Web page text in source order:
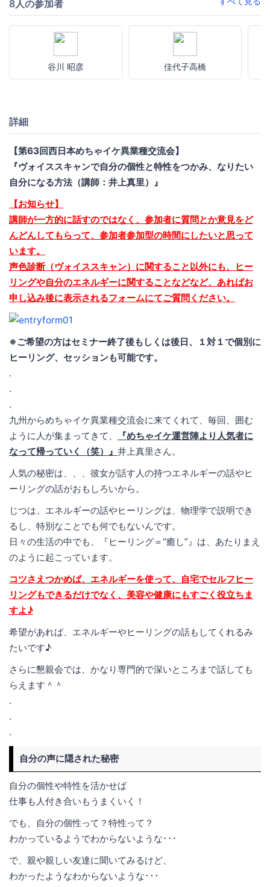
8人の参加者
谷川 昭彦 佳代子高橋
詳細
【第63回西日本めちゃイケ異業種交流会】
『ヴォイススキャンで自分の個性と特性をつかみ、なりたい
自分になる方法（講師：井上真里）』
【お知らせ】
講師が一方的に話すのではなく、参加者に質問とか意見をど
んどんしてもらって、参加者参加型の時間にしたいと思って
います。
声色診断（ヴォイススキャン）に関すること以外にも、ヒー
リングや自分のエネルギーに関することなどなど、あればお
申し込み後に表示されるフォームにてご質問ください。
※ご希望の方はセミナー終了後もしくは後日、１対１で個別に
ヒーリング、セッションも可能です。
.
.
.
九州からめちゃイケ異業種交流会に来てくれて、毎回、囲む
ように人が集まってきて、
『めちゃイケ運営陣より人気者に
なって帰っていく（笑）』 井上真里さん。
人気の秘密は、、、彼女が話す人の持つエネルギーの話やヒ
ーリングの話がおもしろいから。
じつは、エネルギーの話やヒーリングは、物理学で説明でき
るし、特別なことでも何でもないんです。
日々の生活の中でも、『ヒーリング＝“癒し”』は、あたりまえ
のように起こっています。
コツさえつかめば、エネルギーを使って、自宅でセルフヒー
リングもできるだけでなく、美容や健康にもすごく役立ちま
すよ♪
希望があれば、エネルギーやヒーリングの話もしてくれるみ
たいです♪
さらに懇親会では、かなり専門的で深いところまで話しても
らえます＾＾
.
.
.
自分の声に隠された秘密
自分の個性や特性を活かせば
仕事も人付き合いもうまくいく！
でも、自分の個性って？特性って？
わかっているようでわからないような･･･
で、親や親しい友達に聞いてみるけど、
わかったようなわからないような･･･